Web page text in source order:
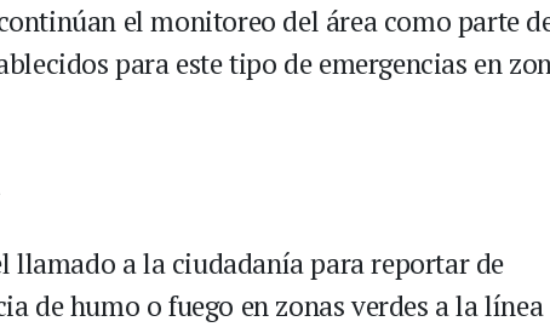
el monitoreo del área como parte
para este tipo de emergencias en
llamado a la ciudadanía para reportar de
de humo o fuego en zonas verdes a la línea